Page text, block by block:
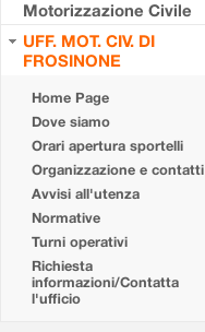
Motorizzazione Civile
UFF. MOT. CIV. DI
FROSINONE
Home Page
Dove siamo
Orari apertura sportelli
Organizzazione e contatti
Avvisi all'utenza
Normative
Turni operativi
Richiesta
informazioni/Contatta
l'ufficio